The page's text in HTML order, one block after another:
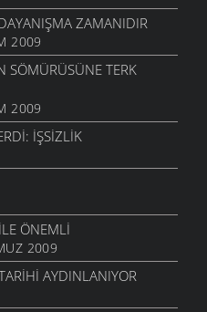
ZAMANIDIR
2009
SÖMÜRÜSÜNE TERK
2009
İŞSIZLIK
ÖNEMLI
2009
AYDINLANIYOR